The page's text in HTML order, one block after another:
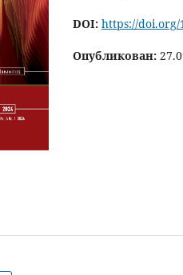
DOI: https://doi.org/
Опубликован: